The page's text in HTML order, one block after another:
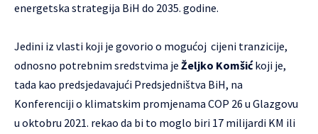
energetska strategija BiH do 2035. godine.
Jedini iz vlasti koji je govorio o mogućoj cijeni tranzicije,
odnosno potrebnim sredstvima je Željko Komšićkoji je,
tada kao predsjedavajući Predsjedništva BiH, na
Konferenciji o klimatskim promjenama COP 26 u Glazgovu
u oktobru 2021. rekao da bi to moglo biri 17 milijardi KM ili